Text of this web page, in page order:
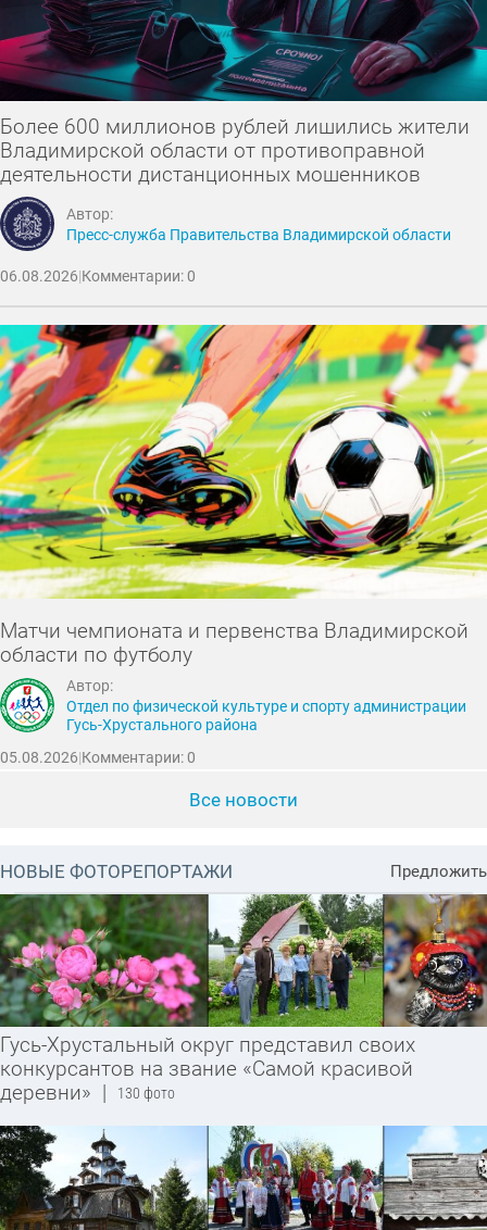
Более 600 миллионов рублей лишились жители
Владимирской области от противоправной
деятельности дистанционных мошенников
Автор:
Пресс-служба Правительства Владимирской области
06.08.2026|Комментарии: 0
Матчи чемпионата и первенства Владимирской
области по футболу
Автор:
Отдел по физической культуре и спорту администрации
Гусь-Хрустального района
05.08.2026|Комментарии: 0
Все новости
НОВЫЕ ФОТОРЕПОРТАЖИ Предложить
Гусь-Хрустальный округ представил своих
конкурсантов на звание «Самой красивой
деревни» | 130 фото